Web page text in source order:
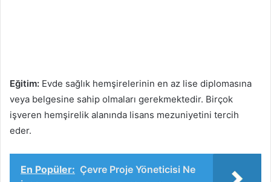
Eğitim: Evde sağlık hemşirelerinin en az lise diplomasına
veya belgesine sahip olmaları gerekmektedir. Birçok
işveren hemşirelik alanında lisans mezuniyetini tercih
eder.
En Popüler: Çevre Proje Yöneticisi Ne